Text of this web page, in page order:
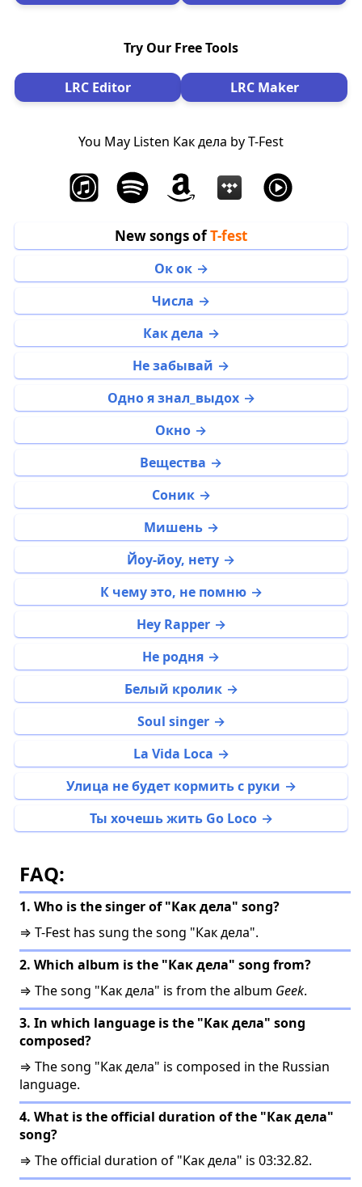
Try Our Free Tools
LRC Editor LRC Maker
You May Listen Как дела by T-Fest
New songs ofT-fest
Ок ок
Числа
Как дела
Не забывай
Одно я знал_выдох
Окно
Вещества
Соник
Мишень
Йоу-йоу, нету
К чему это, не помню
Hey Rapper
Не родня
Белый кролик
Soul singer
La Vida Loca
Улица не будет кормить с руки
Ты хочешь жить Go Loco
FAQ:
1. Who is the singer of "Как дела" song?
⇒ T-Fest has sung the song "Как дела".
2. Which album is the "Как дела" song from?
⇒ The song "Как дела" is from the album Geek.
3. In which language is the "Как дела" song
composed?
⇒ The song "Как дела" is composed in the Russian
language.
4. What is the official duration of the "Как дела"
song?
⇒ The official duration of "Как дела" is 03:32.82.